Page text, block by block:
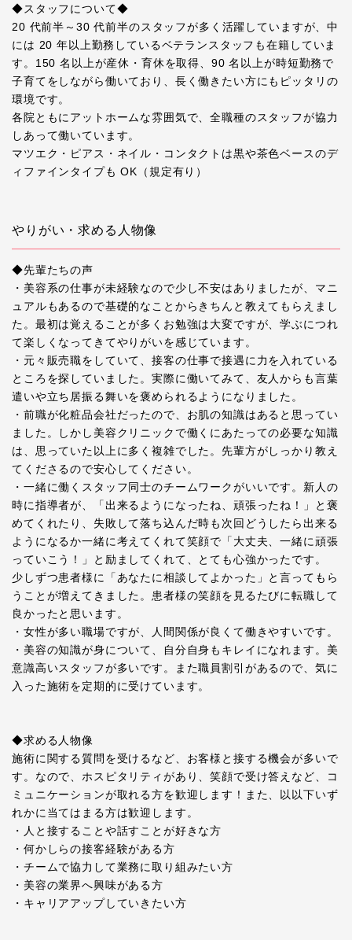
◆スタッフについて◆
20 代前半～30 代前半のスタッフが多く活躍していますが、中
には 20 年以上勤務しているベテランスタッフも在籍していま
す。150 名以上が産休・育休を取得、90 名以上が時短勤務で
子育てをしながら働いており、長く働きたい方にもピッタリの
環境です。
各院ともにアットホームな雰囲気で、全職種のスタッフが協力
しあって働いています。
マツエク・ピアス・ネイル・コンタクトは黒や茶色ベースのデ
ィファインタイプも OK（規定有り）
やりがい・求める人物像
◆先輩たちの声
・美容系の仕事が未経験なので少し不安はありましたが、マニ
ュアルもあるので基礎的なことからきちんと教えてもらえまし
た。最初は覚えることが多くお勉強は大変ですが、学ぶにつれ
て楽しくなってきてやりがいを感じています。
・元々販売職をしていて、接客の仕事で接遇に力を入れている
ところを探していました。実際に働いてみて、友人からも言葉
遣いや立ち居振る舞いを褒められるようになりました。
・前職が化粧品会社だったので、お肌の知識はあると思ってい
ました。しかし美容クリニックで働くにあたっての必要な知識
は、思っていた以上に多く複雑でした。先輩方がしっかり教え
てくださるので安心してください。
・一緒に働くスタッフ同士のチームワークがいいです。新人の
時に指導者が、「出来るようになったね、頑張ったね！」と褒
めてくれたり、失敗して落ち込んだ時も次回どうしたら出来る
ようになるか一緒に考えてくれて笑顔で「大丈夫、一緒に頑張
っていこう！」と励ましてくれて、とても心強かったです。
少しずつ患者様に「あなたに相談してよかった」と言ってもら
うことが増えてきました。患者様の笑顔を見るたびに転職して
良かったと思います。
・女性が多い職場ですが、人間関係が良くて働きやすいです。
・美容の知識が身について、自分自身もキレイになれます。美
意識高いスタッフが多いです。また職員割引があるので、気に
入った施術を定期的に受けています。
◆求める人物像
施術に関する質問を受けるなど、お客様と接する機会が多いで
す。なので、ホスピタリティがあり、笑顔で受け答えなど、コ
ミュニケーションが取れる方を歓迎します！また、以以下いず
れかに当てはまる方は歓迎します。
・人と接することや話すことが好きな方
・何かしらの接客経験がある方
・チームで協力して業務に取り組みたい方
・美容の業界へ興味がある方
・キャリアアップしていきたい方